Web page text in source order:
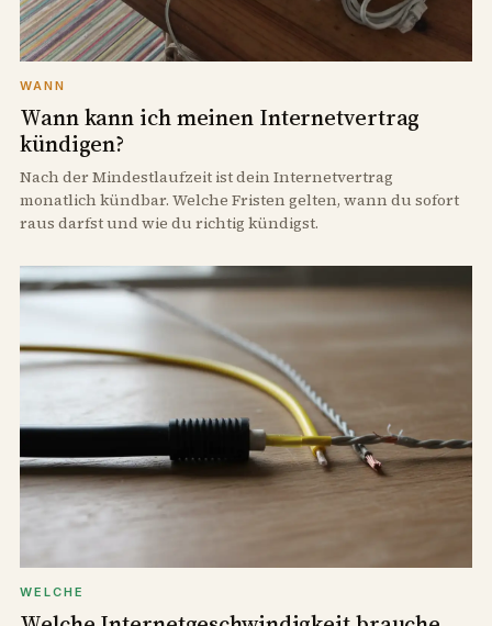
WANN
Wann kann ich meinen Internetvertrag
kündigen?
Nach der Mindestlaufzeit ist dein Internetvertrag
monatlich kündbar. Welche Fristen gelten, wann du sofort
raus darfst und wie du richtig kündigst.
WELCHE